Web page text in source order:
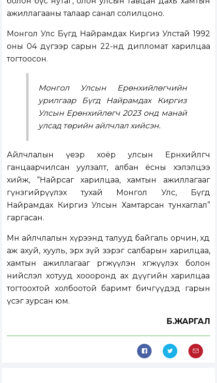
ажиллагааны талаар санал солилцоно.
Монгол Улс Бүгд Найрамдах Киргиз Улстай 1992
оны 04 дүгээр сарын 22-нд дипломат харилцаа
тогтоосон.
Монгол Улсын Ерөнхийлөгчийн
урилгаар Бүгд Найрамдах Киргиз
Улсын Ерөнхийлөгч 2023 онд манай
улсад төрийн айлчлал хийсэн.
Айлчлалын үеэр хоёр улсын Ерөнхийлөгч
ганцаарчилсан уулзалт, албан ёсны хэлэлцээ
хийж, “Найрсаг харилцаа, хамтын ажиллагааг
гүнзгийрүүлэх тухай Монгол Улс, Бүгд
Найрамдах Киргиз Улсын Хамтарсан тунхаглал”
гаргасан.
Мөн айлчлалын хүрээнд талууд байгаль орчин, хөдөө
аж ахуй, хууль, эрх зүй зэрэг салбарын харилцаа,
хамтын ажиллагааг өргөжүүлэн хөгжүүлэх болон
нийслэл хотууд хоооронд ах дүүгийн харилцаа
тогтоохтой холбоотой баримт бичгүүдэд гарын
үсэг зурсан юм.
Б.ЖАРГАЛ